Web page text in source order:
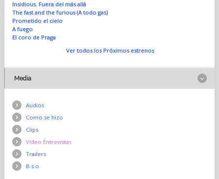
Insidious. Fuera del más allá
The fast and the furious (A todo gas)
Prometido el cielo
A fuego
El coro de Praga
Ver todos los Próximos estrenos
Media
Audios
Como se hizo
Clips
Vídeo Entrevistas
Trailers
B.s.o.